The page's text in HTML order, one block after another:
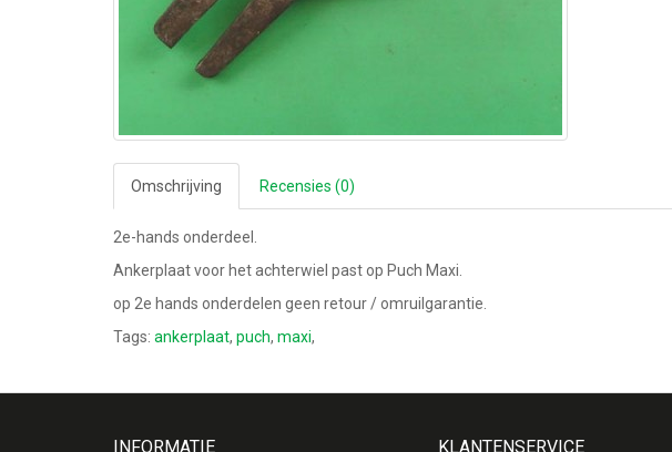
Omschrijving Recensies (0)
2e-hands onderdeel.
Ankerplaat voor het achterwiel past op Puch Maxi.
op 2e hands onderdelen geen retour / omruilgarantie.
Tags: ankerplaat, puch, maxi,
INFORMATIE KLANTENSERVICE